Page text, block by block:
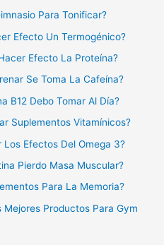
Para Tonificar?
Efecto Un Termogénico?
Efecto La Proteína?
Se Toma La Cafeína?
B12 Debo Tomar Al Día?
Suplementos Vitamínicos?
Los Efectos Del Omega 3?
Pierdo Masa Muscular?
Para La Memoria?
Mejores Productos Para Gym